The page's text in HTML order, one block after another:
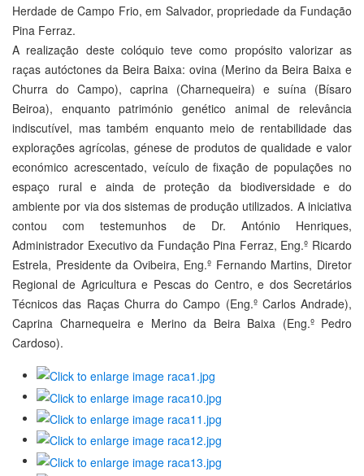
Herdade de Campo Frio, em Salvador, propriedade da Fundação
Pina Ferraz.
A realização deste colóquio teve como propósito valorizar as
raças autóctones da Beira Baixa: ovina (Merino da Beira Baixa e
Churra do Campo), caprina (Charnequeira) e suína (Bísaro
Beiroa), enquanto património genético animal de relevância
indiscutível, mas também enquanto meio de rentabilidade das
explorações agrícolas, génese de produtos de qualidade e valor
económico acrescentado, veículo de fixação de populações no
espaço rural e ainda de proteção da biodiversidade e do
ambiente por via dos sistemas de produção utilizados. A iniciativa
contou com testemunhos de Dr. António Henriques,
Administrador Executivo da Fundação Pina Ferraz, Eng.º Ricardo
Estrela, Presidente da Ovibeira, Eng.º Fernando Martins, Diretor
Regional de Agricultura e Pescas do Centro, e dos Secretários
Técnicos das Raças Churra do Campo (Eng.º Carlos Andrade),
Caprina Charnequeira e Merino da Beira Baixa (Eng.º Pedro
Cardoso).